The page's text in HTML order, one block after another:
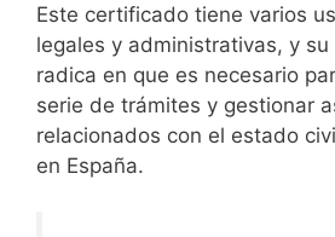
Este certificado tiene varios
legales y administrativas, y
radica en que es necesario
serie de trámites y gestionar
relacionados con el estado
en España.